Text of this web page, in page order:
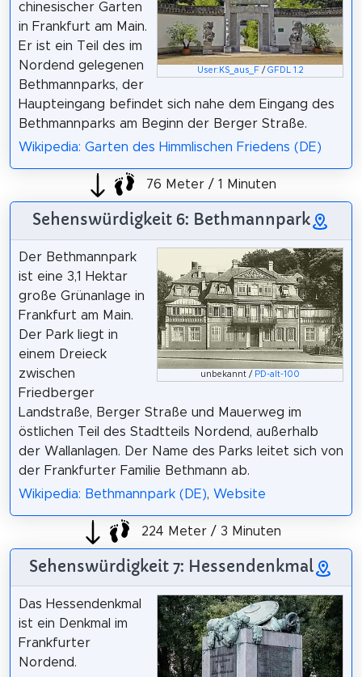
User:KS_aus_F / GFDL 1.2
chinesischer Garten
in Frankfurt am Main.
Er ist ein Teil des im
Nordend gelegenen
Bethmannparks, der
Haupteingang befindet sich nahe dem Eingang des
Bethmannparks am Beginn der Berger Straße.
Wikipedia: Garten des Himmlischen Friedens (DE)
76 Meter / 1 Minuten
Sehenswürdigkeit 6: Bethmannpark
unbekannt / PD-alt-100
Der Bethmannpark
ist eine 3,1 Hektar
große Grünanlage in
Frankfurt am Main.
Der Park liegt in
einem Dreieck
zwischen
Friedberger
Landstraße, Berger Straße und Mauerweg im
östlichen Teil des Stadtteils Nordend, außerhalb
der Wallanlagen. Der Name des Parks leitet sich von
der Frankfurter Familie Bethmann ab.
Wikipedia: Bethmannpark (DE), Website
224 Meter / 3 Minuten
Sehenswürdigkeit 7: Hessendenkmal
Das Hessendenkmal
ist ein Denkmal im
Frankfurter
Nordend.